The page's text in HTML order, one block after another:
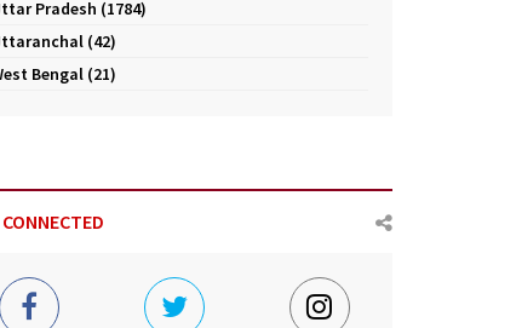
Pradesh (1784)
(42)
Bengal (21)